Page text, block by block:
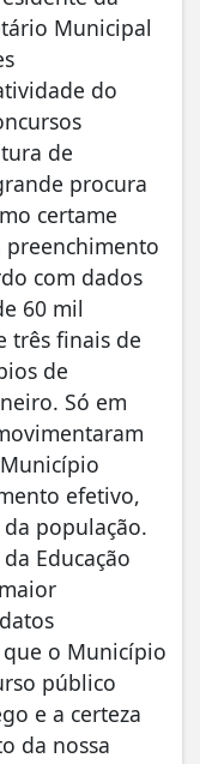
Municipal
do
de
procura
certame
preenchimento
com dados
60 mil
três finais de
de
Só em
efetivo,
população.
Educação
o Município
público
e a certeza
da nossa